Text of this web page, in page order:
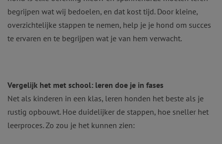
begrijpen wat wij bedoelen, en dat kost tijd. Door kleine,
overzichtelijke stappen te nemen, help je je hond om succes
te ervaren en te begrijpen wat je van hem verwacht.
Vergelijk het met school: leren doe je in fases
Net als kinderen in een klas, leren honden het beste als je
rustig opbouwt. Hoe duidelijker de stappen, hoe sneller het
leerproces. Zo zou je het kunnen zien: